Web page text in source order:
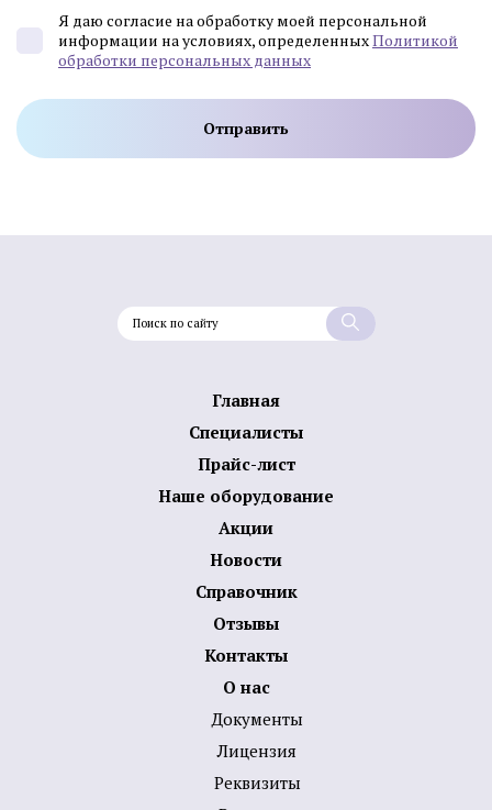
Я даю согласие на обработку моей персональной
информации на условиях, определенныхПолитикой
обработки персональных данных
Главная
Специалисты
Прайс-лист
Наше оборудование
Акции
Новости
Справочник
Отзывы
Контакты
О нас
Документы
Лицензия
Реквизиты